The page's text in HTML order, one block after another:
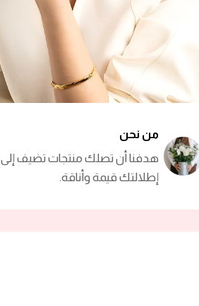
من نحن
هدفنا أن تصلك منتجات تضيف إلى
إطلالتك قيمة وأناقة.